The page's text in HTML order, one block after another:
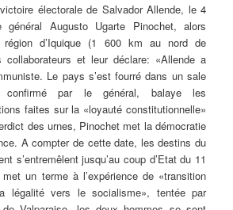
électorale de Salvador Allende, le 4
général Augusto Ugarte Pinochet, alors
d’Iquique (1 600 km au nord de
collaborateurs et leur déclare: «Allende a
Le pays s’est fourré dans un sale
confirmé par le général, balaye les
faites sur la «loyauté constitutionnelle»
des urnes, Pinochet met la démocratie
A compter de cette date, les destins du
s’entremêlent jusqu’au coup d’Etat du 11
un terme à l’expérience de «transition
légalité vers le socialisme», tentée par